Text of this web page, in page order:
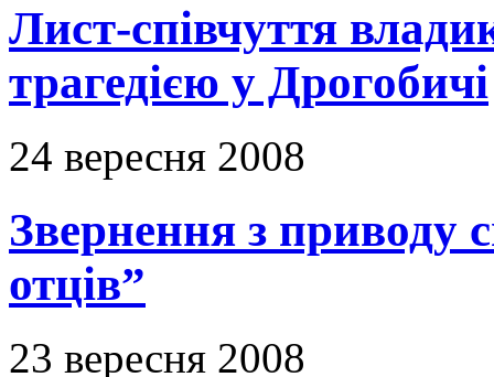
Лист-співчуття
трагедією у Дрогобичі
24 вересня 2008
Звернення з приводу
отців”
23 вересня 2008